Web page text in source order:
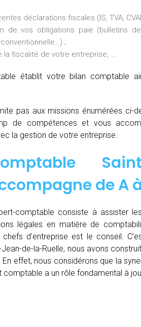
déclarations fiscales (IS, TVA,
de vos obligations paie (bulletins
;
la fiscalité de votre entreprise, ….
établit votre bilan comptable
pas aux missions énumérées ci-
de compétences et vous
la gestion de votre entreprise.
deA
comptable consiste à assister
légales en matière de
d’entreprise est le conseil.
de-la-Ruelle, nous avons
effet, nous considérons que la
comptable a un rôle fondamental à